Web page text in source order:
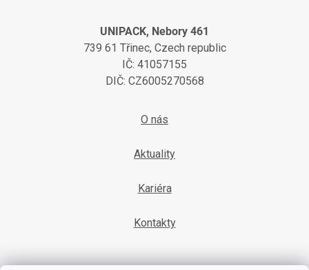
UNIPACK, Nebory 461
739 61 Třinec, Czech republic
IČ: 41057155
DIČ: CZ6005270568
O nás
Aktuality
Kariéra
Kontakty